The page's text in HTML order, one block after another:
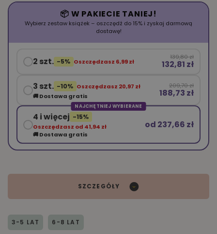
📦 W PAKIECIE TANIEJ!
Wybierz zestaw książek – oszczędź do 15% i zyskaj darmową
dostawę!
2 szt. -5% Oszczędzasz 6,99 zł
139,80 zł
132,81 zł
3 szt. -10% Oszczędzasz 20,97 zł
🚚 Dostawa gratis
209,70 zł
188,73 zł
NAJCHĘTNIEJ WYBIERANE
4 i więcej -15%
Oszczędzasz od 41,94 zł
🚚 Dostawa gratis
od 237,66 zł
SZCZEGÓŁY
3-5 LAT 6-8 LAT